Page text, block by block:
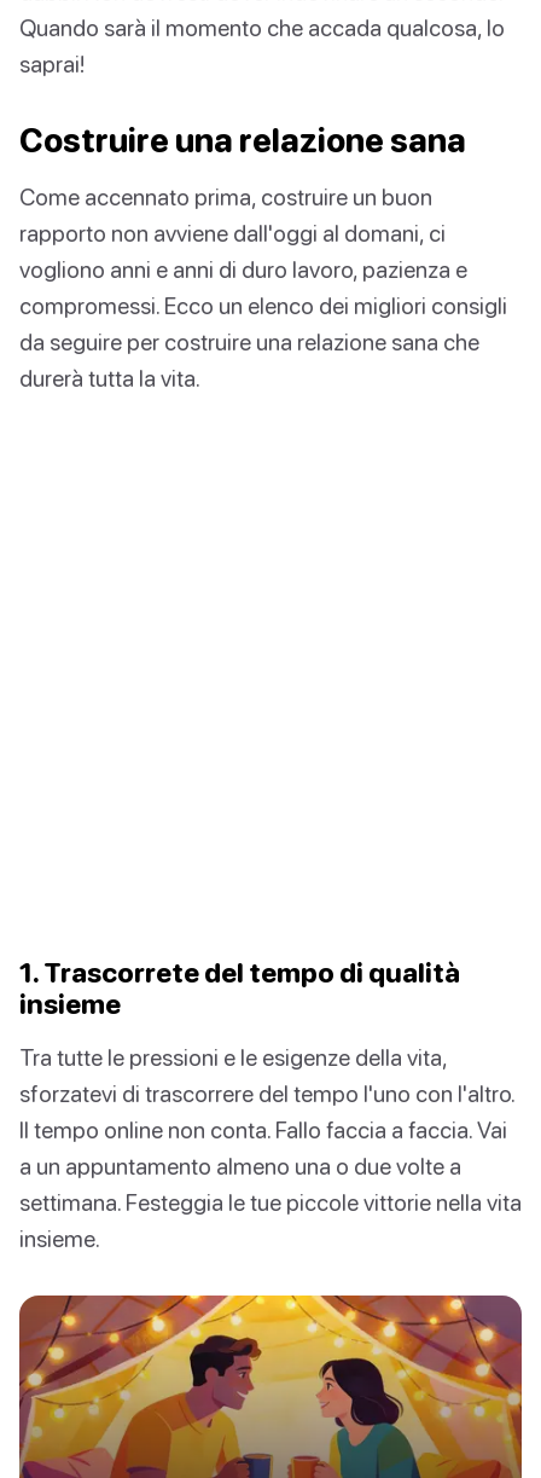
Quando sarà il momento che accada qualcosa, lo
saprai!
Costruire una relazione sana
Come accennato prima, costruire un buon
rapporto non avviene dall'oggi al domani, ci
vogliono anni e anni di duro lavoro, pazienza e
compromessi. Ecco un elenco dei migliori consigli
da seguire per costruire una relazione sana che
durerà tutta la vita.
1. Trascorrete del tempo di qualità
insieme
Tra tutte le pressioni e le esigenze della vita,
sforzatevi di trascorrere del tempo l'uno con l'altro.
Il tempo online non conta. Fallo faccia a faccia. Vai
a un appuntamento almeno una o due volte a
settimana. Festeggia le tue piccole vittorie nella vita
insieme.